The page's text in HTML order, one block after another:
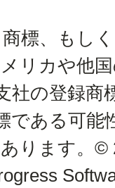
標、もし
リカや他
社の登録商
である可能
ります。©